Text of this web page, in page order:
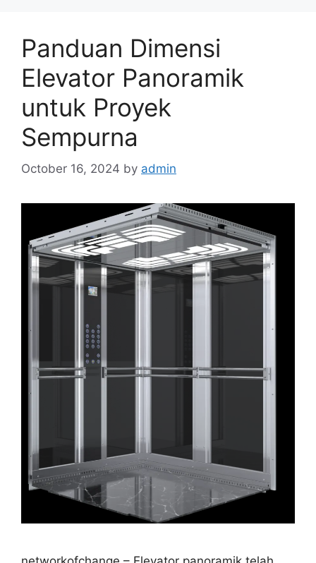
Panduan Dimensi
Elevator Panoramik
untuk Proyek
Sempurna
October 16, 2024 by admin